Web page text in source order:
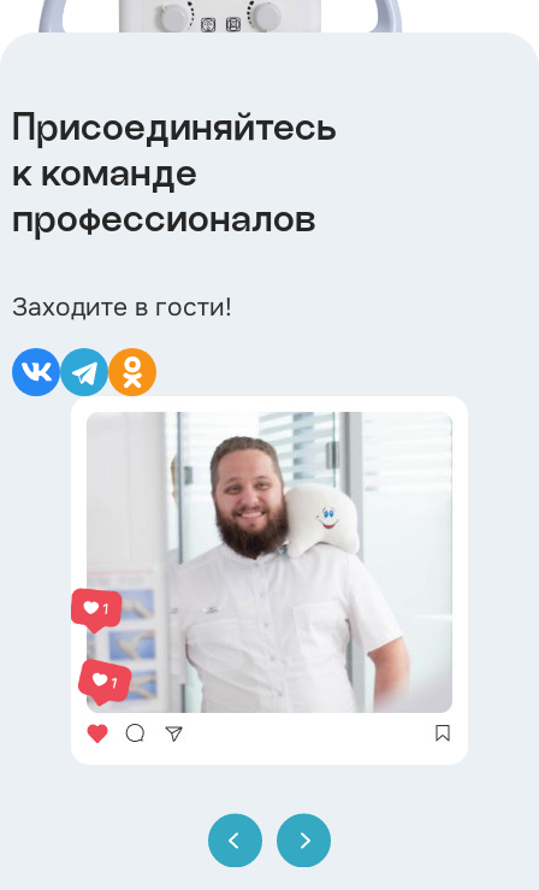
Присоединяйтесь
к команде
профессионалов
Заходите в гости!